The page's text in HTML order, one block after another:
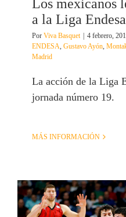
Los mexicanos
a la Liga Endesa
Por Viva Basquet 4 febrero,
ENDESA, Gustavo Ayón,
Madrid
La acción de la Liga
jornada número 19.
MÁS INFORMACIÓN